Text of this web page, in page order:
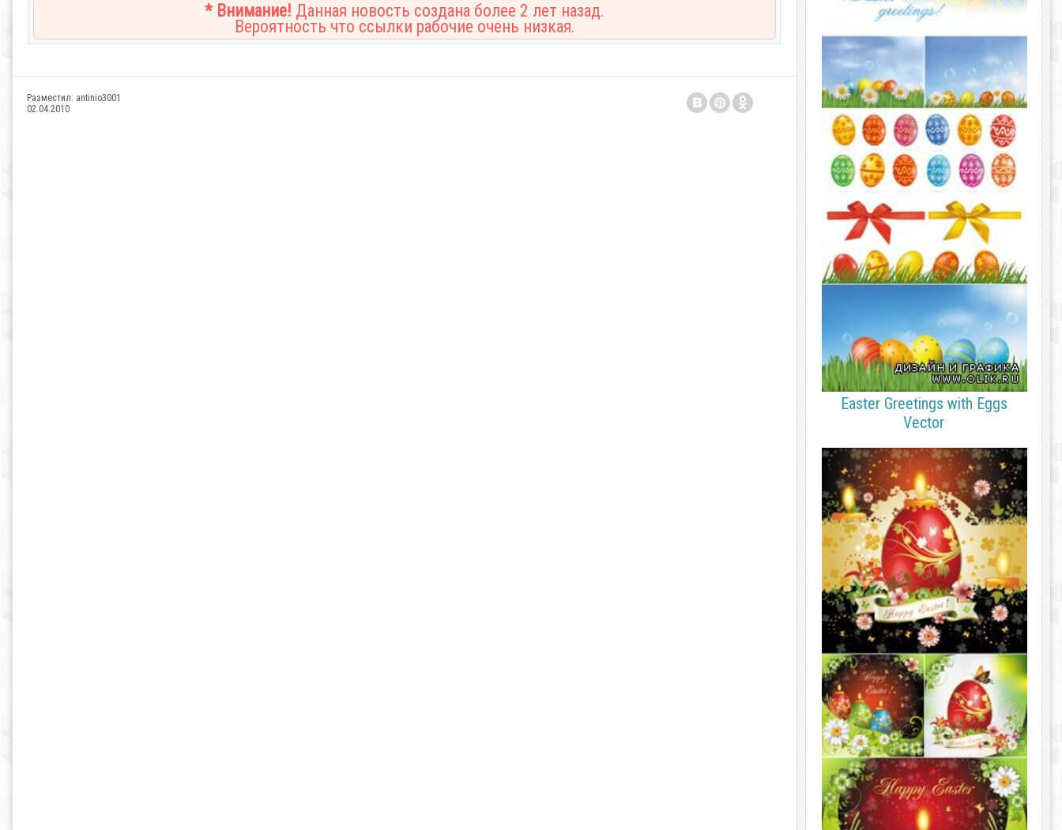
* Внимание! Данная новость создана более 2 лет назад.
Вероятность что ссылки рабочие очень низкая.
Разместил: antinio3001
02.04.2010
Easter Greetings with Eggs
Vector